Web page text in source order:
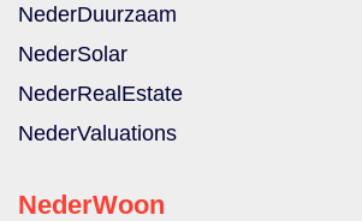
NederDuurzaam
NederSolar
NederRealEstate
NederValuations
NederWoon